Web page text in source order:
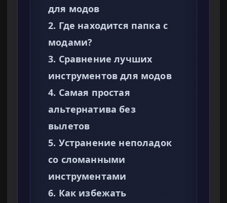
для модов
2. Где находится папка с
модами?
3. Сравнение лучших
инструментов для модов
4. Самая простая
альтернатива без
вылетов
5. Устранение неполадок
со сломанными
инструментами
6. Как избежать